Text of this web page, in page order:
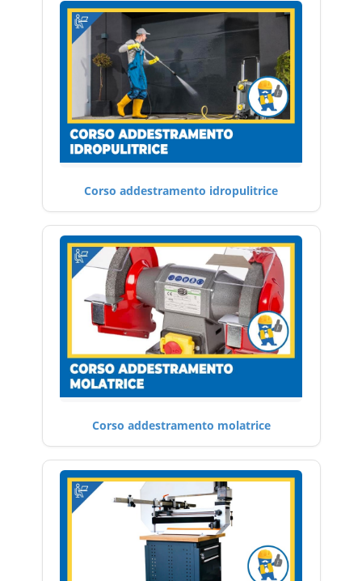
Corso addestramento idropulitrice
Corso addestramento molatrice